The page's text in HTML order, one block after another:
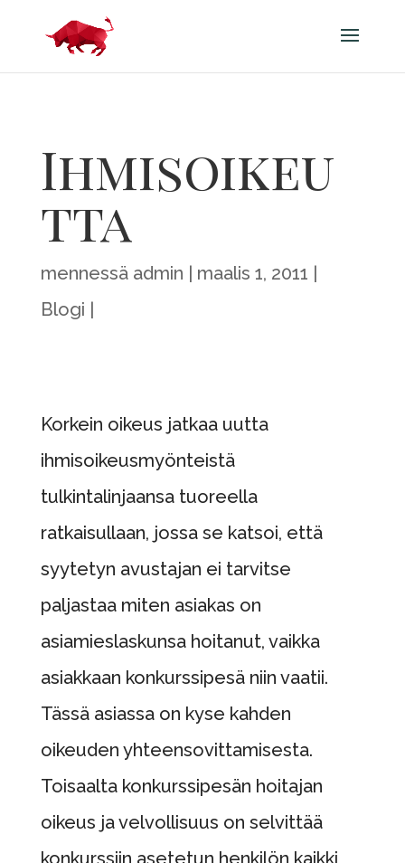
Ihmisoikeu
tta
mennessä admin
maalis 1, 2011
Blogi
Korkein oikeus jatkaa uutta
ihmisoikeusmyönteistä
tulkintalinjaansa tuoreella
ratkaisullaan, jossa se katsoi, että
syytetyn avustajan ei tarvitse
paljastaa miten asiakas on
asiamieslaskunsa hoitanut, vaikka
asiakkaan konkurssipesä niin vaatii.
Tässä asiassa on kyse kahden
oikeuden yhteensovittamisesta.
Toisaalta konkurssipesän hoitajan
oikeus ja velvollisuus on selvittää
konkurssiin asetetun henkilön kaikki